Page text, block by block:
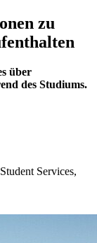
zu
über
des Studiums.
Services,